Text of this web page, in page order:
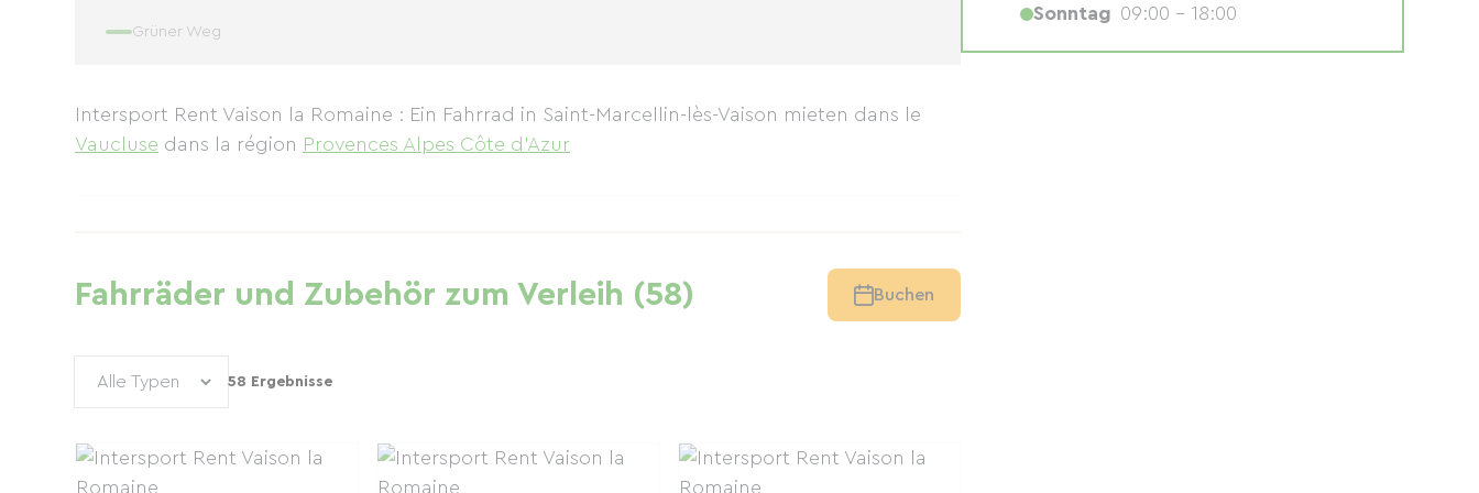
Grüner Weg
Intersport Rent Vaison la Romaine : Ein Fahrrad in Saint-Marcellin-lès-Vaison mieten dans le
Vaucluse dans la région Provences Alpes Côte d'Azur
Fahrräder und Zubehör zum Verleih (58) Buchen
58 Ergebnisse
Sonntag 09:00 - 18:00